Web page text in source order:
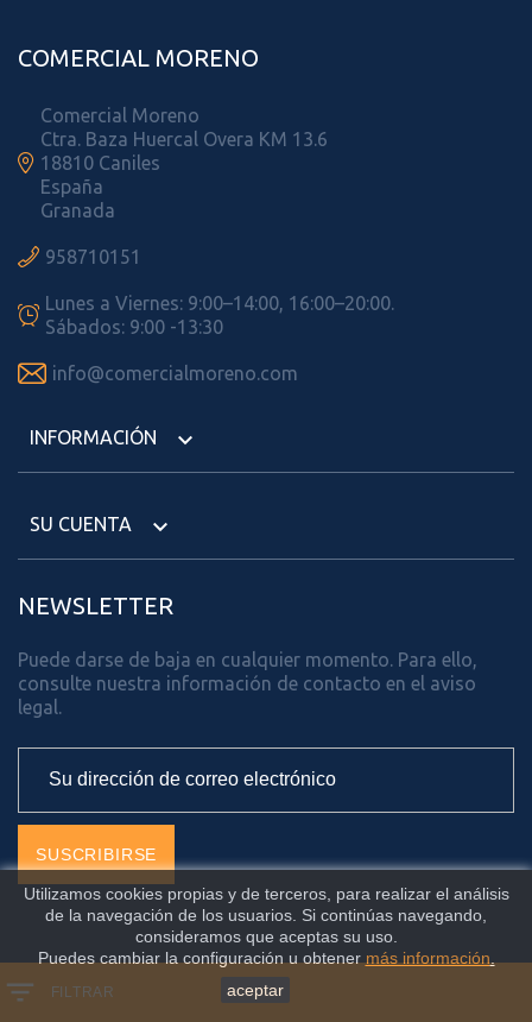
Utilizamos cookies propias y de terceros, para realizar el análisis
de la navegación de los usuarios. Si continúas navegando,
consideramos que aceptas su uso.
Puedes cambiar la configuración u obtener más información
aceptar
FILTRAR
COMERCIAL MORENO

Comercial Moreno
Ctra. Baza Huercal Overa KM 13.6
18810 Caniles
España
Granada
 958710151

Lunes a Viernes: 9:00–14:00, 16:00–20:00.
Sábados: 9:00 -13:30
 info@comercialmoreno.com
INFORMACIÓN 
SU CUENTA 
NEWSLETTER
Puede darse de baja en cualquier momento. Para ello,
consulte nuestra información de contacto en el aviso
legal.